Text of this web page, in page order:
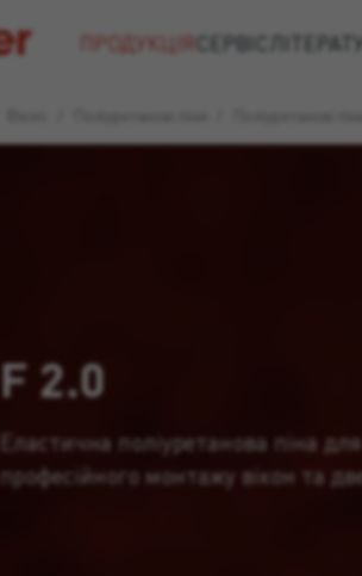
ПРОДУКЦІЯ СЕРВІС
F 2.0
Еластична поліуретанова піна для
професійного монтажу вікон та